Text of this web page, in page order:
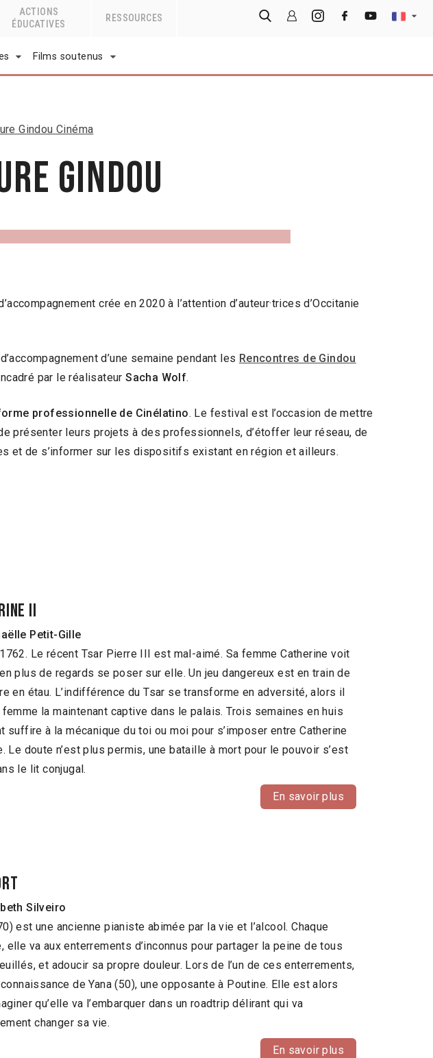
ACTIONS
ÉDUCATIVES
RESSOURCES
Films soutenus
Gindou Cinéma
Gindou
crée en 2020 à l’attention d’auteur·trices d’Occitanie
d’une semaine pendant les Rencontres de Gindou
par le réalisateurSacha Wolf.
professionnelle de Cinélatino. Le festival est l’occasion de mettre
présenter leurs projets à des professionnels, d’étoffer leur réseau, de
et de s’informer sur les dispositifs existant en région et ailleurs.
II
Petit-Gille
Le récent Tsar Pierre III est mal-aimé. Sa femme Catherine voit
plus de regards se poser sur elle. Un jeu dangereux est en train de
en étau. L’indifférence du Tsar se transforme en adversité, alors il
la maintenant captive dans le palais. Trois semaines en huis
suffire à la mécanique du toi ou moi pour s’imposer entre Catherine
Le doute n’est plus permis, une bataille à mort pour le pouvoir s’est
le lit conjugal.
En savoir plus
Silveiro
est une ancienne pianiste abimée par la vie et l’alcool. Chaque
elle va aux enterrements d’inconnus pour partager la peine de tous
et adoucir sa propre douleur. Lors de l’un de ces enterrements,
de Yana (50), une opposante à Poutine. Elle est alors
qu’elle va l’embarquer dans un roadtrip délirant qui va
changer sa vie.
En savoir plus